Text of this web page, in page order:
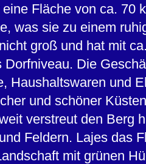
Fläche von ca. 70
was sie zu einem
groß und hat mit
Dorfniveau. Die
Haushaltswaren und
und schöner
verstreut den Berg
Feldern. Lajes das
mit grünen